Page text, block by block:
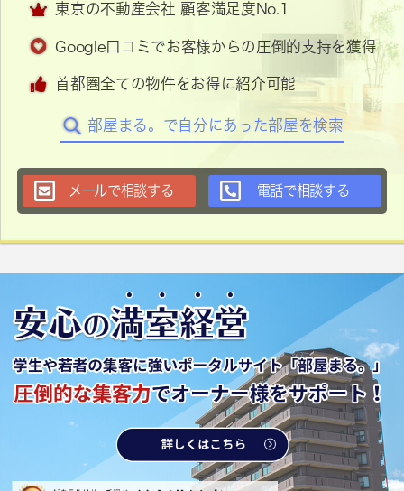
東京の不動産会社 顧客満足度No.1
Google口コミでお客様からの圧倒的支持を獲得
首都圏全ての物件をお得に紹介可能
部屋まる。で自分にあった部屋を検索
メールで相談する 電話で相談する